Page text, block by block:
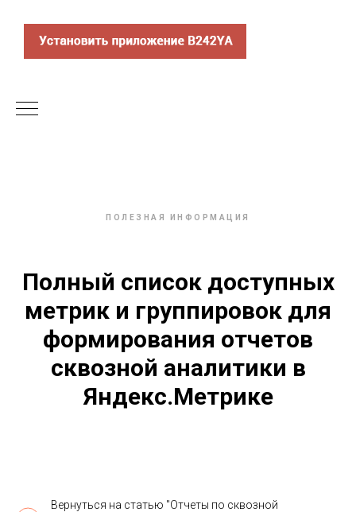
ПОЛЕЗНАЯ ИНФОРМАЦИЯ
Полный список доступных
метрик и группировок для
формирования отчетов
сквозной аналитики в
Яндекс.Метрике
Вернуться на статью "Отчеты по сквозной